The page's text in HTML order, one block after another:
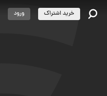
خرید اشتراک ورود